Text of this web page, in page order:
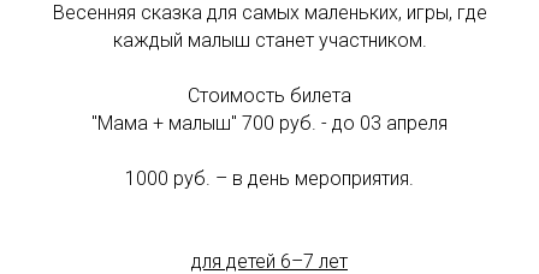
Весенняя сказка для самых маленьких, игры, где
каждый малыш станет участником.
Стоимость билета
"Мама + малыш" 700 руб. - до 03 апреля
1000 руб. – в день мероприятия.
для детей 6–7 лет